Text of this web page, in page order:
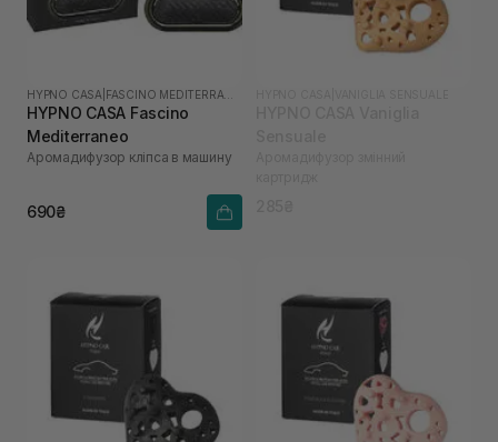
HYPNO CASA
HYPNO CASA Fascino
Mediterraneo
Аромадифузор кліпса в машину
690₴